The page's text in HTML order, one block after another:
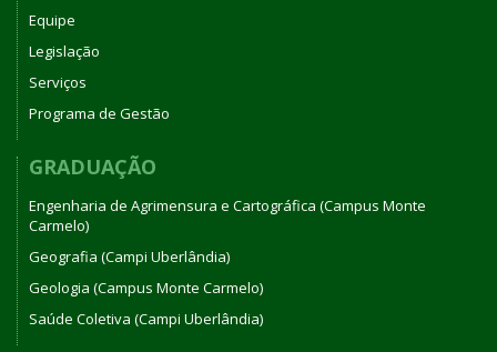
Equipe
Legislação
Serviços
Programa de Gestão
GRADUAÇÃO
Engenharia de Agrimensura e Cartográfica (Campus Monte
Carmelo)
Geografia (Campi Uberlândia)
Geologia (Campus Monte Carmelo)
Saúde Coletiva (Campi Uberlândia)